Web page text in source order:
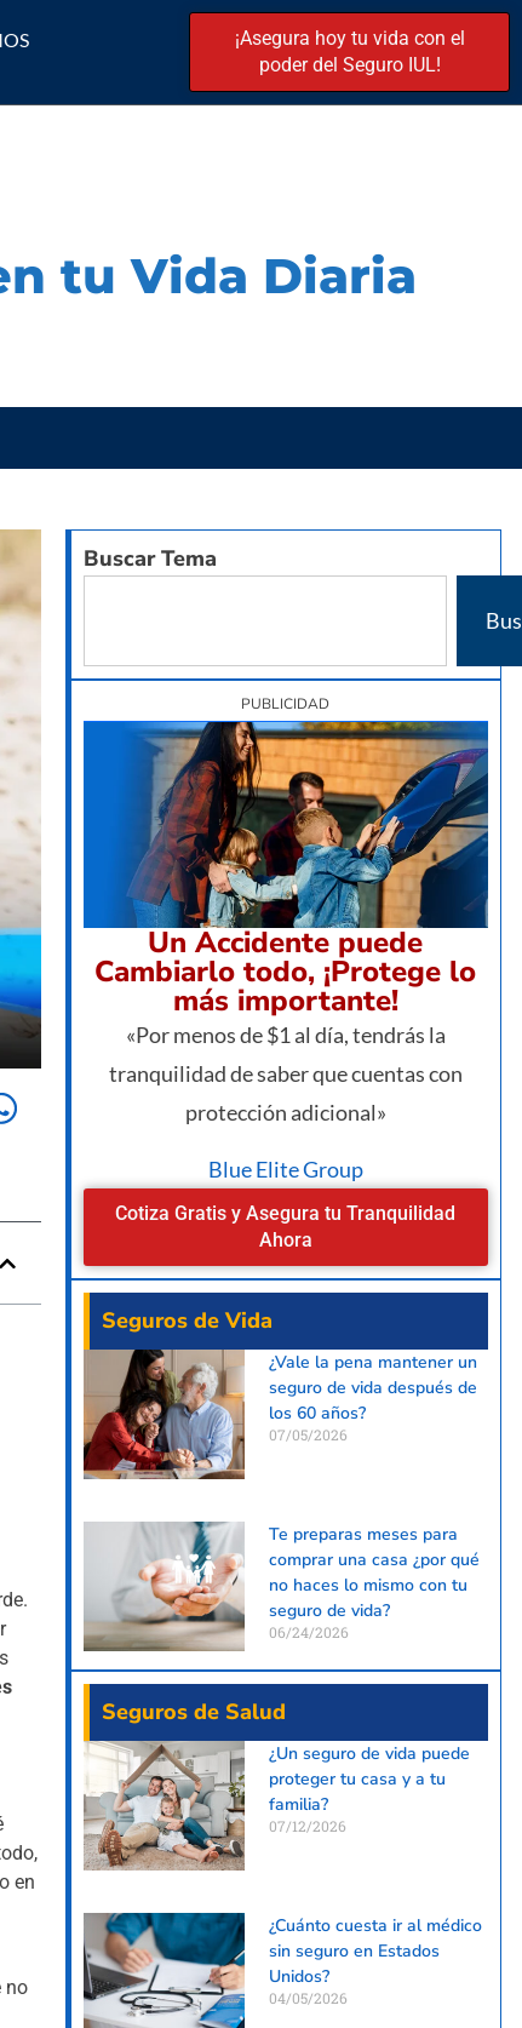
¡Asegura hoy tu vida con el
poder del Seguro IUL!
tu Vida Diaria
en
no
Buscar Tema
PUBLICIDAD
Un Accidente puede
Cambiarlo todo, ¡Protege lo
más importante!
«Por menos de $1 al día, tendrás la
tranquilidad de saber que cuentas con
protección adicional»
Blue Elite Group
Cotiza Gratis y Asegura tu Tranquilidad
Ahora
Seguros de Vida
¿Vale la pena mantener un
seguro de vida después de
los 60 años?
07/05/2026
Te preparas meses para
comprar una casa ¿por qué
no haces lo mismo con tu
seguro de vida?
06/24/2026
Seguros de Salud
¿Un seguro de vida puede
proteger tu casa y a tu
familia?
07/12/2026
¿Cuánto cuesta ir al médico
sin seguro en Estados
Unidos?
04/05/2026